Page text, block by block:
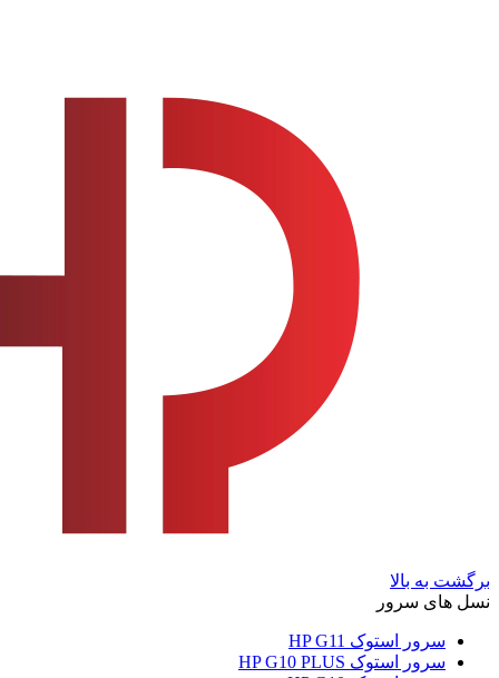
برگشت به بالا
نسل های سرور
سرور استوک HP G11
سرور استوک HP G10 PLUS